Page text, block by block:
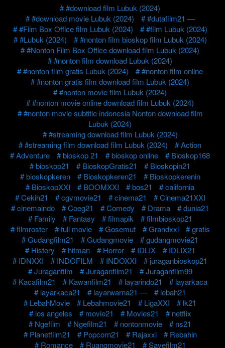
#download film Lubuk (2024)
#download movie Lubuk (2024)
#dutafilm21 —
#Film Box Office film Lubuk (2024)
#film Lubuk (2024)
#Lubuk (2024)
#nonton film bioskop film Lubuk (2024)
#Nonton Film Box Office download film Lubuk (2024)
#nonton film download Lubuk (2024)
#nonton film gratis Lubuk (2024)
#nonton film online
#nonton gratis film download film Lubuk (2024)
#nonton movie film Lubuk (2024)
#nonton movie online download film Lubuk (2024)
#nonton movie subtitle indonesia Nonton download film
Lubuk (2024)
#streaming download film Lubuk (2024)
#streaming film download film Lubuk (2024)
Action
Adventure
bioskop 21 bioskop online
Bioskop168
bioskop21
BioskopGratis21
Bioskopin21
bioskopkeren
Bioskopkeren21
Bioskopkerenin
BioskopXXI
BOOMXXI bos21
california
Cekih21
cgvmovie21 cinema21
Cinema21XXI
cinemaindo
Coeg21 Comedy Drama
dunia21
Family
Fantasy filmapik
filmbioskop21
filmroster
full movie Gosemut Grandxxi
gratis
Gudangfilm21
Gudangmovie
gudangmovie21
History
hitman Horror IDLIX
IDLIX21
IDNXXI
INDOFILM INDOXXI
juraganbioskop21
Juraganfilm
Juraganfilm21
Juraganfilm99
Kacafilm21
Kawanfilm21 layarindo21
layarkaca
layarkaca21
layarwarna21 —
lebah21
LebahMovie
Lebahmovie21 LigaXXI
lk21
los angeles
movie21 Movies21
netflix
Ngefilm
Ngefilm21 nontonmovie
ns21
Planetfilm21
Popcorn21 Rajaxxi
Rebahin
Romance
Ruangmovie21 Savefilm21